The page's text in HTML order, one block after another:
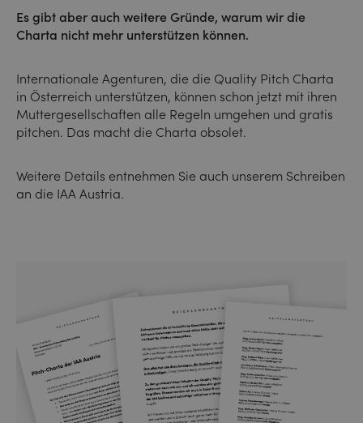
Es gibt aber auch weitere Gründe, warum wir die
Charta nicht mehr unterstützen können.
Internationale Agenturen, die die Quality Pitch Charta
in Österreich unterstützen, können schon jetzt mit ihren
Muttergesellschaften alle Regeln umgehen und gratis
pitchen. Das macht die Charta obsolet.
Weitere Details entnehmen Sie auch unserem Schreiben
an die IAA Austria.